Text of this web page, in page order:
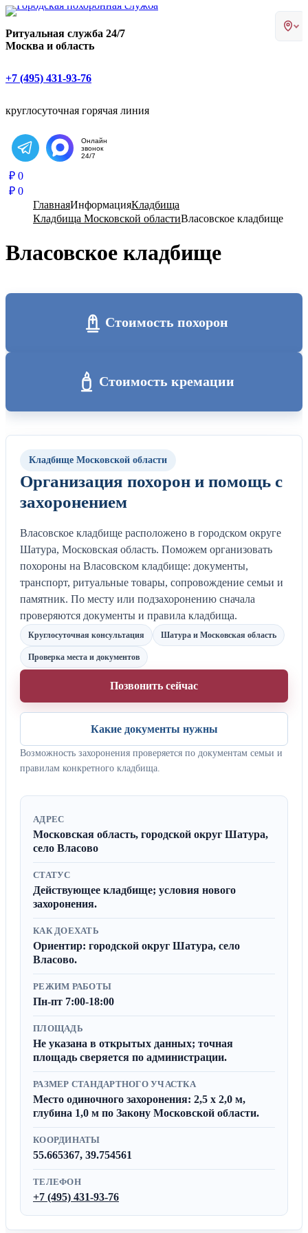
Ритуальная служба 24/7
Москва и область
+7 (495) 431-93-76
круглосуточная горячая линия
Написать в Telegram
Онлайн
звонок
24/7
₽ 0
₽ 0
ГлавнаяИнформацияКладбища
Кладбища Московской областиВласовское кладбище
Власовское кладбище
Стоимость похорон
Стоимость кремации
Кладбище Московской области
Организация похорон и помощь с
захоронением
Власовское кладбище расположено в городском округе
Шатура, Московская область. Поможем организовать
похороны на Власовском кладбище: документы,
транспорт, ритуальные товары, сопровождение семьи и
памятник. По месту или подзахоронению сначала
проверяются документы и правила кладбища.
Круглосуточная консультация Шатура и Московская область
Проверка места и документов
Позвонить сейчас
Какие документы нужны
Возможность захоронения проверяется по документам семьи и
правилам конкретного кладбища.
АДРЕС
Московская область, городской округ Шатура,
село Власово
СТАТУС
Действующее кладбище; условия нового
захоронения.
КАК ДОЕХАТЬ
Ориентир: городской округ Шатура, село
Власово.
РЕЖИМ РАБОТЫ
Пн-пт 7:00-18:00
ПЛОЩАДЬ
Не указана в открытых данных; точная
площадь сверяется по администрации.
РАЗМЕР СТАНДАРТНОГО УЧАСТКА
Место одиночного захоронения: 2,5 x 2,0 м,
глубина 1,0 м по Закону Московской области.
КООРДИНАТЫ
55.665367, 39.754561
ТЕЛЕФОН
+7 (495) 431-93-76